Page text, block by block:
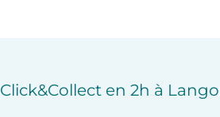
Click&Collect en 2h à